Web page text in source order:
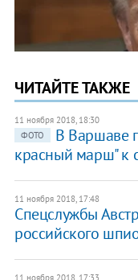
ЧИТАЙТЕ ТАКЖЕ
11 ноября 2018, 18:30
ФОТО
В Варшаве
красный марш" к
11 ноября 2018, 17:48
Спецслужбы
российского